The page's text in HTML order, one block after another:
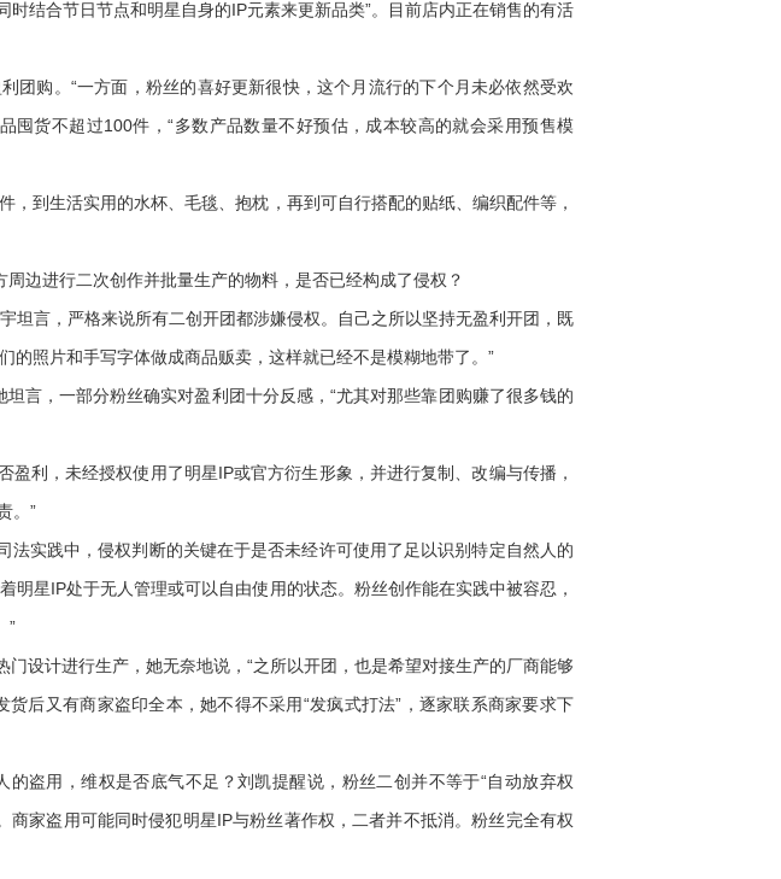
结合节日节点和明星自身的IP元素来更新品类”。目前店内正在销售的有活
购。“一方面，粉丝的喜好更新很快，这个月流行的下个月未必依然受欢
囤货不超过100件，“多数产品数量不好预估，成本较高的就会采用预售模
到生活实用的水杯、毛毯、抱枕，再到可自行搭配的贴纸、编织配件等，
进行二次创作并批量生产的物料，是否已经构成了侵权？
言，严格来说所有二创开团都涉嫌侵权。自己之所以坚持无盈利开团，既
的照片和手写字体做成商品贩卖，这样就已经不是模糊地带了。”
，一部分粉丝确实对盈利团十分反感，“尤其对那些靠团购赚了很多钱的
，未经授权使用了明星IP或官方衍生形象，并进行复制、改编与传播，
。”
实践中，侵权判断的关键在于是否未经许可使用了足以识别特定自然人的
星IP处于无人管理或可以自由使用的状态。粉丝创作能在实践中被容忍，
”
计进行生产，她无奈地说，“之所以开团，也是希望对接生产的厂商能够
后又有商家盗印全本，她不得不采用“发疯式打法”，逐家联系商家要求下
用，维权是否底气不足？刘凯提醒说，粉丝二创并不等于“自动放弃权
家盗用可能同时侵犯明星IP与粉丝著作权，二者并不抵消。粉丝完全有权